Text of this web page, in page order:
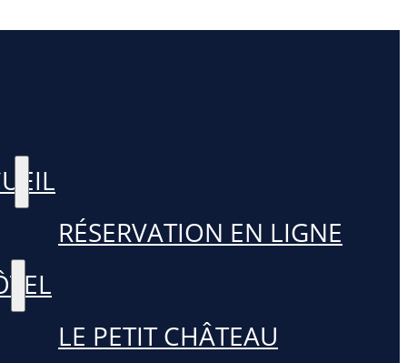
RÉSERVATION EN LIGNE
LE PETIT CHÂTEAU